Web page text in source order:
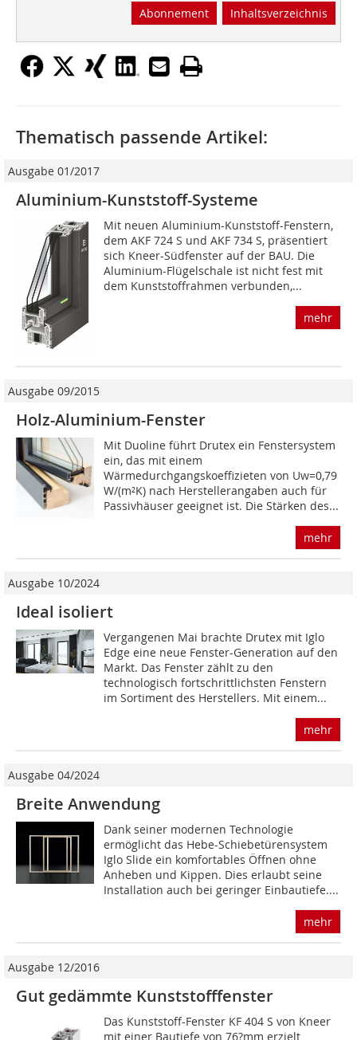
Abonnement Inhaltsverzeichnis
Thematisch passende Artikel:
Ausgabe 01/2017
Aluminium-Kunststoff-Systeme
Mit neuen Aluminium-Kunststoff-Fenstern,
dem AKF 724 S und AKF 734 S, präsentiert
sich Kneer-Südfenster auf der BAU. Die
Aluminium-Flügelschale ist nicht fest mit
dem Kunststoffrahmen verbunden,...
mehr
Ausgabe 09/2015
Holz-Aluminium-Fenster
Mit Duoline führt Drutex ein Fenstersystem
ein, das mit einem
Wärmedurchgangskoeffizieten von Uw=0,79
W/(m²K) nach Herstellerangaben auch für
Passivhäuser geeignet ist. Die Stärken des...
mehr
Ausgabe 10/2024
Ideal isoliert
Vergangenen Mai brachte Drutex mit Iglo
Edge eine neue Fenster-Generation auf den
Markt. Das Fenster zählt zu den
technologisch fortschrittlichsten Fenstern
im Sortiment des Herstellers. Mit einem...
mehr
Ausgabe 04/2024
Breite Anwendung
Dank seiner modernen Technologie
ermöglicht das Hebe-Schiebetürensystem
Iglo Slide ein komfortables Öffnen ohne
Anheben und Kippen. Dies erlaubt seine
Installation auch bei geringer Einbautiefe....
mehr
Ausgabe 12/2016
Gut gedämmte Kunststofffenster
Das Kunststoff-Fenster KF 404 S von Kneer
mit einer Bautiefe von 76?mm erzielt